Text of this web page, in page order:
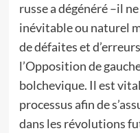
russe a dégénéré –il
inévitable ou naturel
de défaites et
l’Opposition de
bolchevique. Il est
processus afin de
dans les révolutions